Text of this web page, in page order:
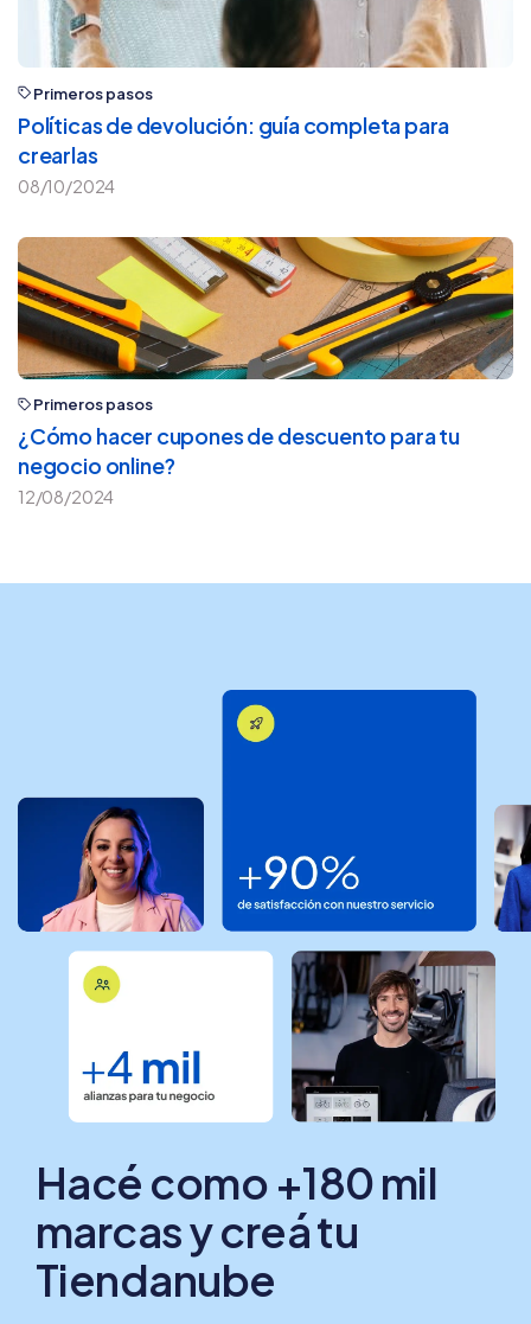
Primeros pasos
Políticas de devolución: guía completa para
crearlas
08/10/2024
Primeros pasos
¿Cómo hacer cupones de descuento para tu
negocio online?
12/08/2024
Hacé como +180 mil
marcas y creá tu
Tiendanube